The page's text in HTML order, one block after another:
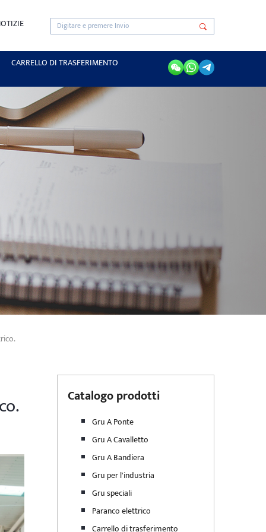
CARRELLO DI TRASFERIMENTO
Catalogo prodotti
Gru A Ponte
Gru A Cavalletto
Gru A Bandiera
Gru per l'industria
Gru speciali
Paranco elettrico
Carrello di trasferimento